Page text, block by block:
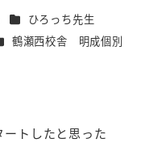
カテゴリー
ひろっち先生
テゴリー
鶴瀬西校舎 明成個別
トしたと思った